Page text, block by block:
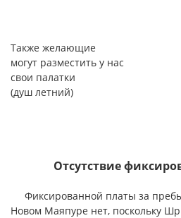
Также желающие
могут разместить у нас
свои палатки
(душ летний)
Отсутствие
Фиксированной платы за
Новом Маяпуре нет, поскольку